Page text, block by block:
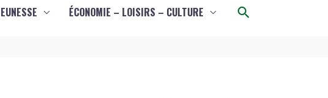
ÉCONOMIE – LOISIRS – CULTURE Rechercher